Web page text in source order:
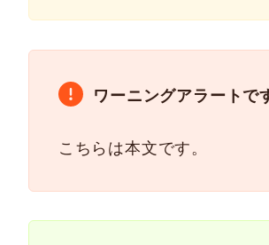
ワーニングアラートで
こちらは本文です。